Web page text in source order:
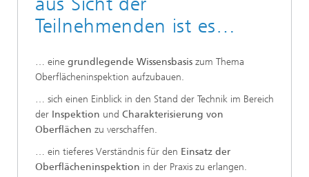
Teilnehmenden ist es…
… eine grundlegende Wissensbasis zum Thema
Oberflächeninspektion aufzubauen.
… sich einen Einblick in den Stand der Technik im Bereich
der Inspektion und Charakterisierung von
Oberflächen zu verschaffen.
… ein tieferes Verständnis für den Einsatz der
Oberflächeninspektion in der Praxis zu erlangen.